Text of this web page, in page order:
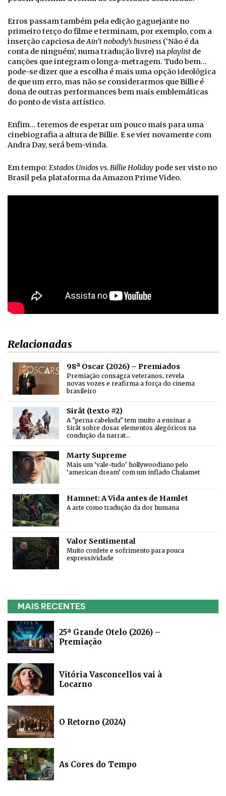
Erros passam também pela edição gaguejante no
primeiro terço do filme e terminam, por exemplo, com a
inserção capciosa deAin’t nobody’s business (‘Não é da
conta de ninguém’, numa tradução livre) naplaylist de
canções que integram o longa-metragem. Tudo bem…
pode-se dizer que a escolha é mais uma opção ideológica
de que um erro, mas não se considerarmos que Billie é
dona de outras performances bem mais emblemáticas
do ponto de vista artístico.
Enfim… teremos de esperar um pouco mais para uma
cinebiografia a altura de Billie. E se vier novamente com
Andra Day, será bem-vinda.
Em tempo: Estados Unidos vs. Billie Holiday pode ser visto no
Brasil pela plataforma da Amazon Prime Video.
Relacionadas
98ª Oscar (2026) – Premiados
Premiação consagra veteranos, revela
novas vozes e reafirma a força do cinema
brasileiro
Sirât (texto #2)
A "perna cabeluda" tem muito a ensinar a
Sirât sobre dosar elementos alegóricos na
condução da narrat…
Marty Supreme
Mais um ‘vale-tudo’ hollywoodiano pelo
‘american dream’ com um inflado Chalamet
Hamnet: A Vida antes de Hamlet
A arte como tradução da dor humana
Valor Sentimental
Muito confete e sofrimento para pouca
expressividade
MAIS RECENTES
25ª Grande Otelo (2026) –
Premiação
Vitória Vasconcellos vai à
Locarno
O Retorno (2024)
As Cores do Tempo